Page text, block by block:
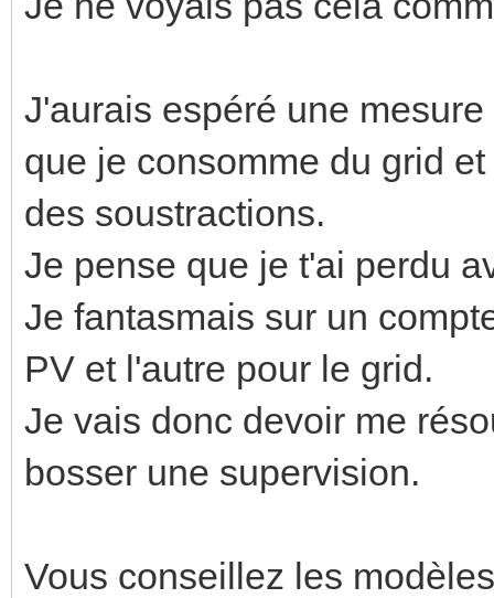
J'aurais espéré une
que je consomme du grid
des soustractions.
Je pense que je t'ai perdu
Je fantasmais sur un
PV et l'autre pour le grid.
Je vais donc devoir me
bosser une supervision.
Vous conseillez les